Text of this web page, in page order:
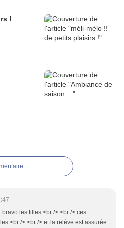
!
bravo les filles <br /> <br /> ces
<br /> <br /> et la relève est assurée